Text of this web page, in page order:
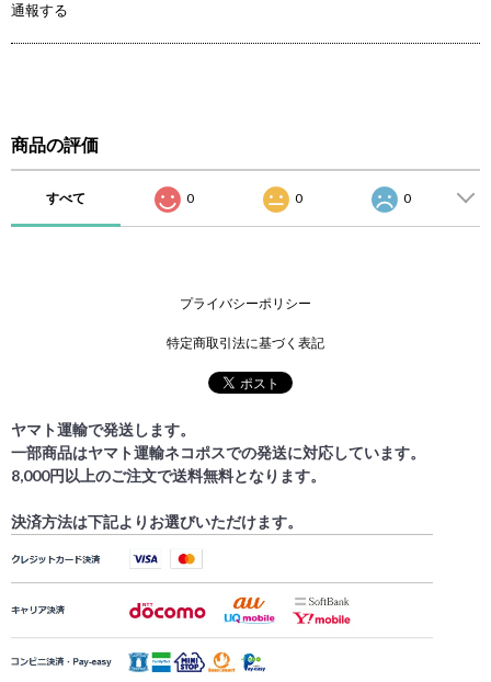
通報する
商品の評価
すべて 0 0 0
プライバシーポリシー
特定商取引法に基づく表記
ヤマト運輸で発送します。
一部商品はヤマト運輸ネコポスでの発送に対応しています。
8,000円以上のご注文で送料無料となります。
決済方法は下記よりお選びいただけます。